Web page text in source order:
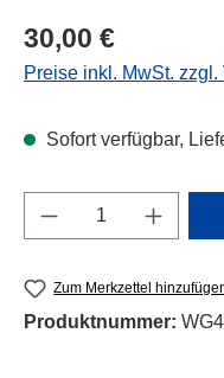
Regulärer Preis:
30,00 €
Preise inkl. MwSt. zzgl.
Sofort verfügbar,
Produkt
Zum Merkzettel
Produktnummer: